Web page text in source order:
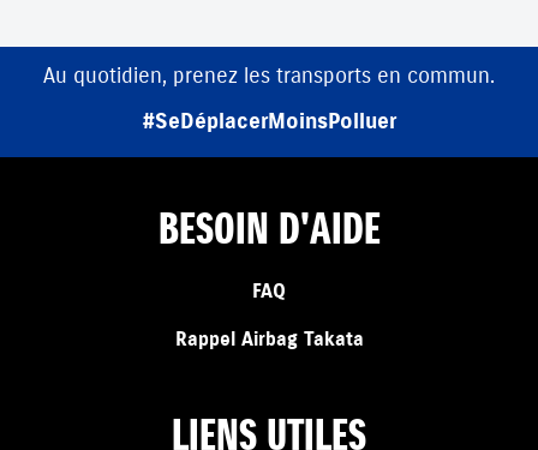
Au quotidien, prenez les transports en commun.
#SeDéplacerMoinsPolluer
BESOIN D'AIDE
FAQ
Rappel Airbag Takata
LIENS UTILES